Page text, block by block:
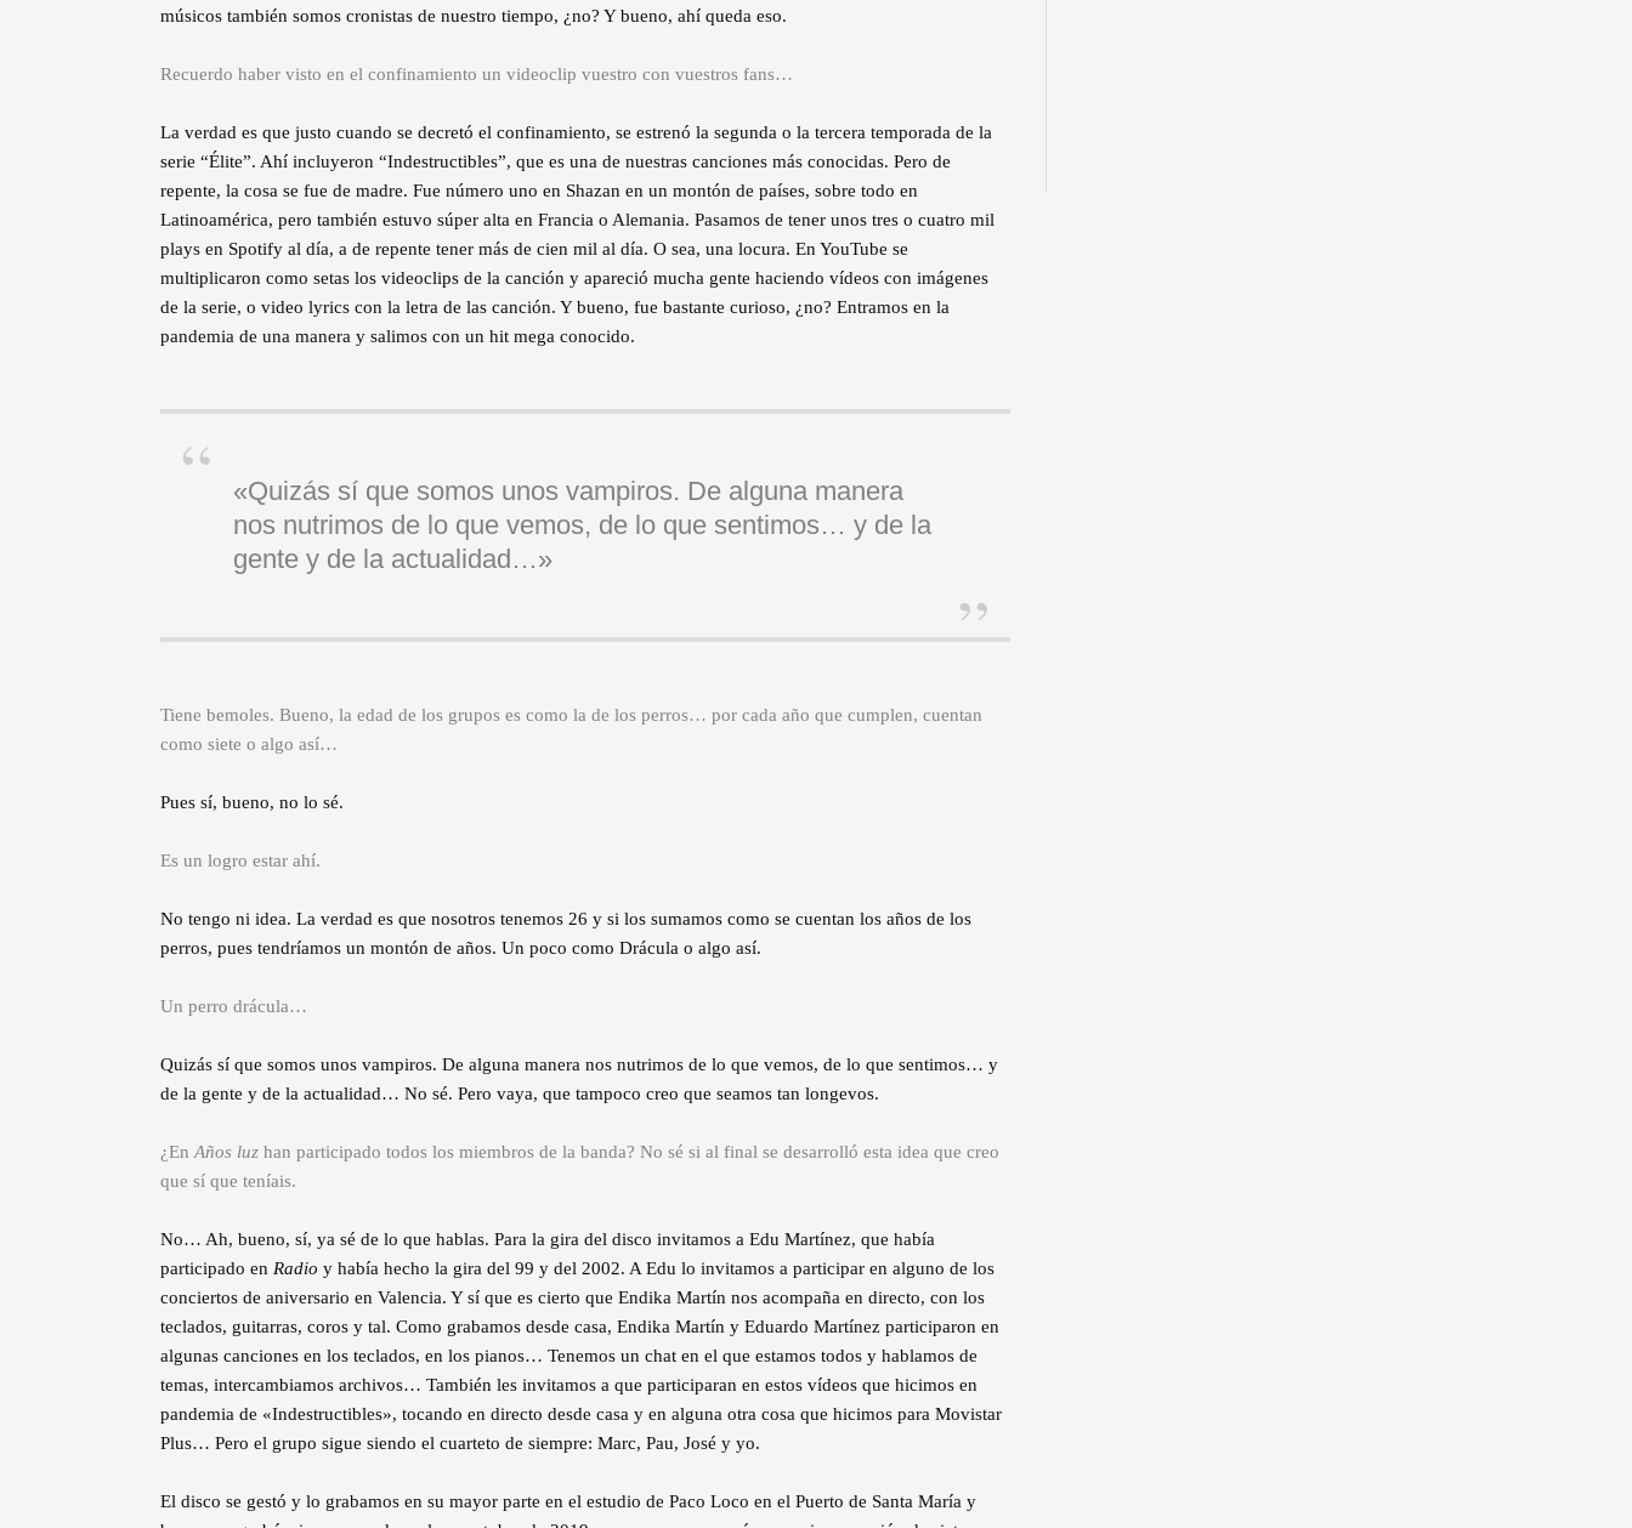
músicos también somos cronistas de nuestro tiempo, ¿no? Y bueno, ahí queda eso.
Recuerdo haber visto en el confinamiento un videoclip vuestro con vuestros fans…
La verdad es que justo cuando se decretó el confinamiento, se estrenó la segunda o la tercera temporada de la
serie “Élite”. Ahí incluyeron “Indestructibles”, que es una de nuestras canciones más conocidas. Pero de
repente, la cosa se fue de madre. Fue número uno en Shazan en un montón de países, sobre todo en
Latinoamérica, pero también estuvo súper alta en Francia o Alemania. Pasamos de tener unos tres o cuatro mil
plays en Spotify al día, a de repente tener más de cien mil al día. O sea, una locura. En YouTube se
multiplicaron como setas los videoclips de la canción y apareció mucha gente haciendo vídeos con imágenes
de la serie, o video lyrics con la letra de las canción. Y bueno, fue bastante curioso, ¿no? Entramos en la
pandemia de una manera y salimos con un hit mega conocido.
«Quizás sí que somos unos vampiros. De alguna manera
nos nutrimos de lo que vemos, de lo que sentimos… y de la
gente y de la actualidad…»
Tiene bemoles. Bueno, la edad de los grupos es como la de los perros… por cada año que cumplen, cuentan
como siete o algo así…
Pues sí, bueno, no lo sé.
Es un logro estar ahí.
No tengo ni idea. La verdad es que nosotros tenemos 26 y si los sumamos como se cuentan los años de los
perros, pues tendríamos un montón de años. Un poco como Drácula o algo así.
Un perro drácula…
Quizás sí que somos unos vampiros. De alguna manera nos nutrimos de lo que vemos, de lo que sentimos… y
de la gente y de la actualidad… No sé. Pero vaya, que tampoco creo que seamos tan longevos.
¿EnAños luz han participado todos los miembros de la banda? No sé si al final se desarrolló esta idea que creo
que sí que teníais.
No… Ah, bueno, sí, ya sé de lo que hablas. Para la gira del disco invitamos a Edu Martínez, que había
participado en Radio y había hecho la gira del 99 y del 2002. A Edu lo invitamos a participar en alguno de los
conciertos de aniversario en Valencia. Y sí que es cierto que Endika Martín nos acompaña en directo, con los
teclados, guitarras, coros y tal. Como grabamos desde casa, Endika Martín y Eduardo Martínez participaron en
algunas canciones en los teclados, en los pianos… Tenemos un chat en el que estamos todos y hablamos de
temas, intercambiamos archivos… También les invitamos a que participaran en estos vídeos que hicimos en
pandemia de «Indestructibles», tocando en directo desde casa y en alguna otra cosa que hicimos para Movistar
Plus… Pero el grupo sigue siendo el cuarteto de siempre: Marc, Pau, José y yo.
El disco se gestó y lo grabamos en su mayor parte en el estudio de Paco Loco en el Puerto de Santa María y